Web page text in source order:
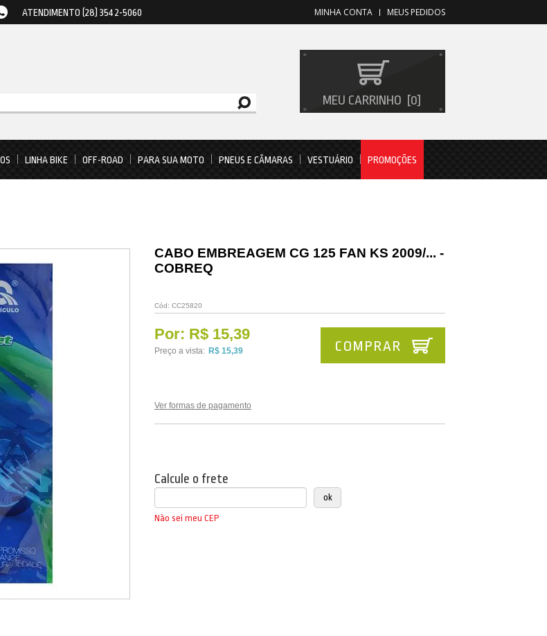
ATENDIMENTO (28) 3542-5060 MEUS PEDIDOS
MINHA CONTA
MEU CARRINHO 0
LINHA BIKE OFF-ROAD PARA SUA MOTO PNEUS E CÂMARAS VESTUÁRIO PROMOÇÕES
CABO EMBREAGEM CG 125 FAN KS 2009/... -
COBREQ
Cód: CC25820
Por: R$ 15,39
Preço a vista: R$ 15,39
Ver formas de pagamento
COMPRAR
Calcule o frete
Não sei meu CEP